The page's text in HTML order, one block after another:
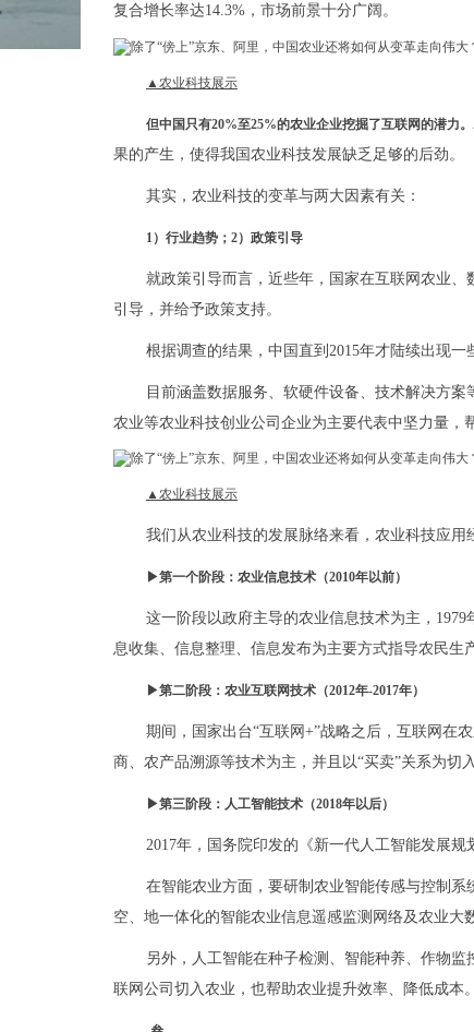
复合增长率达14.3%，市场前景十分广阔。
▲农业科技展示
但中国只有20%至25%的农业企业挖掘了互联网的潜力。
果的产生，使得我国农业科技发展缺乏足够的后劲。
其实，农业科技的变革与两大因素有关：
1）行业趋势；2）政策引导
就政策引导而言，近些年，国家在互联网农业
引导，并给予政策支持。
根据调查的结果，中国直到2015年才陆续出现一
目前涵盖数据服务、软硬件设备、技术解决方
农业等农业科技创业公司企业为主要代表中坚力量，
▲农业科技展示
我们从农业科技的发展脉络来看，农业科技应用
▶第一个阶段：农业信息技术（2010年以前）
这一阶段以政府主导的农业信息技术为主，
息收集、信息整理、信息发布为主要方式指导农民生
▶第二阶段：农业互联网技术（2012年-2017年）
期间，国家出台“互联网+”战略之后，互联网在
商、农产品溯源等技术为主，并且以“买卖”关系为切
▶第三阶段：人工智能技术（2018年以后）
2017年，国务院印发的《新一代人工智能发展规
在智能农业方面，要研制农业智能传感与控制系
空、地一体化的智能农业信息遥感监测网络及农业大
另外，人工智能在种子检测、智能种养、作物
联网公司切入农业，也帮助农业提升效率、降低成本。